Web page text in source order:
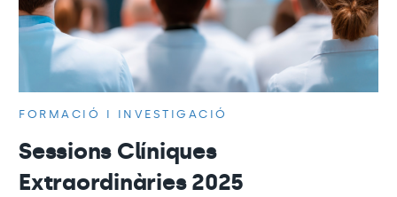
FORMACIÓ I INVESTIGACIÓ
Sessions Clíniques
Extraordinàries 2025